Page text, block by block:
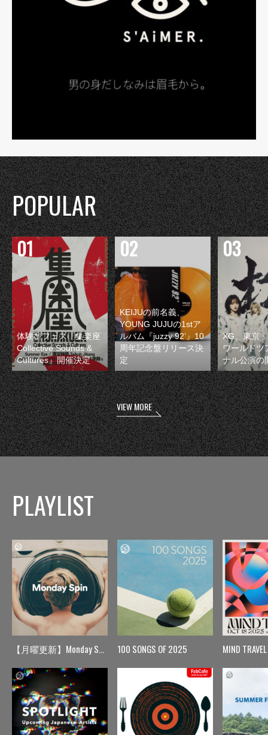
POPULAR
体験型フェス『集楽座
Collective Sounds &
Cultures』開催決定
KEIJUの前名義、
YOUNG JUJUの1stア
ルバム『juzzy 92’』10
周年記念盤リリース決
定
XG、東京
ワールドツ
ナル公演の
VIEW MORE
PLAYLIST
【月曜更新】Monday Spin 100 SONGS OF 2025 MIND TRAVEL